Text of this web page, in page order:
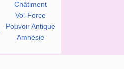
Châtiment
Vol-Force
Pouvoir Antique
Amnésie